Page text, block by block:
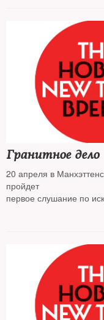
Гранитное дело
20 апреля в
пройдет
первое слушание по
в рейдерском захвате
Интересы Сбербанка
давний адвокат